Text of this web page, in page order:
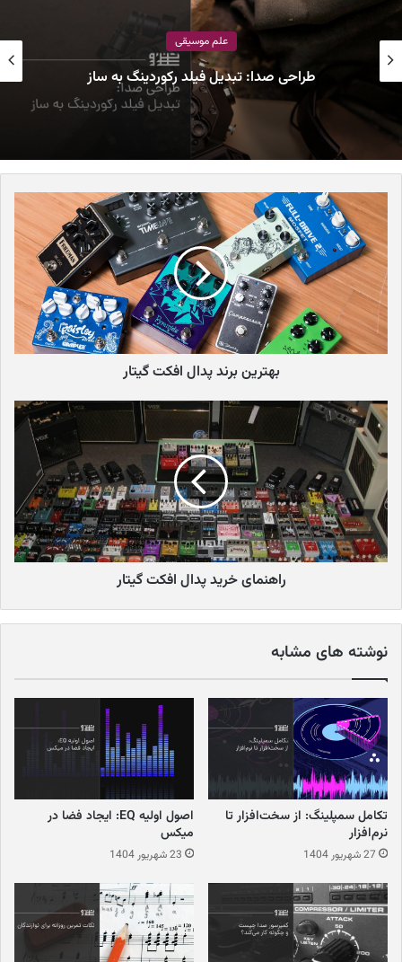
آشنایی با مفهوم کلی تبدیل سیگنال
کارت صدا چیست ؟
کارت صدای مادربرد
کارت صدا اکسترنال USB
Audio Interface استودیویی
راهنمای خرید کارت صدا
سوالات متداول کارت صدای استودیویی
آشنایی با مفهوم کلی تبدیل سیگنال
همان‌طور که پیش‌تر اشاره شد، یک کارت صدا یا پردازشگر صدا، می تواند
بسیار ساده بوده و قابلیت‌های حداقلی را در اختیار کاربر قرار دهد. در
نقطه مقابل، کارت صداهای استودیویی و حرفه‌ای از قدرت پردازشی
بالاتری برخوردار بوده و امکانات بسیار بیشتری را در اختیار نوازنده قرار
می‌دهند. در حقیقت کارت صدای استودیویی، ورژن پیشرفته تر و
قدرتمندتر پردازنده‌های صدا به شمار می‌روند که می‌توانند نقش یک رابط
مستقیم بین دستگاه ضبط، پخش و پردازش را ایفا کند.
کارت صدا، کارت صدای استودیویی و هر مدلی از دستگاه پردازش صدا،
تنها یک وظیفه ساده را بر عهده دارند. تمامی این نوع از دستگاه‌ها،
سیگنال صدا را از حالت دیجیتال به آنالوگ و بالعکس تبدیل می کنند.
سیگنال تولیدی ساز آلات، میدی کنترلرها، میکروفن و … همگی آنالوگ
بوده و توسط کامپیوتر یا دستگاه‌های دیجیتال شناخته نمی‌شود. برای
شناساندن این سیگنال به این دستگاه‌ها، از کارت صدا استفاده می‌شود.
کارتصداچیست ؟
حال که با توضیحات کلی این دستگاه آشنا شده‌اید، بگذارید به سراغ
توضیحات دقیق‌تر و علمی تر از این دستگاه برویم. دستگاه‌های
کامپیوتری، اعم از رایانه شخصی یا هرگونه میکروپردازنده، تنها توانایی
خواندن و پردازش اطلاعات دیجیتال در فرمت باینری (‌صفر و یک)‌را
داراست. از آن‌جایی که صدا همیشه به صورت Waveform و سیگنال
آنالوگ تولید می‌شود، دستگاهی لازم است تا این سیگنال را به اطلاعات
دیجیتال تبدیل کند. کارت صدا یا Audio Interface، دقیقا همان
دستگاهی است که با دریافت اطلاعات صدا، آن‌ها را برای ذخیره سازی و
استفاده کامپیوتر، به سیگنال دیجیتال تبدیل می‌کند.
انواع کارت صدا
علم موسیقی
طراحی صدا: تبدیل فیلد رکوردینگ به ساز
بهترین برند پدال افکت گیتار
راهنمای خرید پدال افکت گیتار
نوشته های مشابه
تکامل سمپلینگ: از سخت‌افزار تا
نرم‌افزار
27 شهریور 1404
اصول اولیه EQ: ایجاد فضا در
میکس
23 شهریور 1404